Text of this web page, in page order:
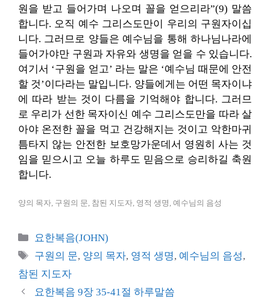
원을 받고 들어가며 나오며 꼴을 얻으리라”(9) 말씀
합니다. 오직 예수 그리스도만이 우리의 구원자이십
니다. 그러므로 양들은 예수님을 통해 하나님나라에
들어가야만 구원과 자유와 생명을 얻을 수 있습니다.
여기서 ‘구원을 얻고’ 라는 말은 ‘예수님 때문에 안전
할 것’이다라는 말입니다. 양들에게는 어떤 목자이냐
에 따라 받는 것이 다름을 기억해야 합니다. 그러므
로 우리가 선한 목자이신 예수 그리스도만을 따라 살
아야 온전한 꼴을 먹고 건강해지는 것이고 악한마귀
틈타지 않는 안전한 보호망가운데서 영원히 사는 것
임을 믿으시고 오늘 하루도 믿음으로 승리하길 축원
합니다.
양의 목자, 구원의 문, 참된 지도자, 영적 생명, 예수님의 음성
카
테
리
요한복음(JOHN)
태
그
구원의 문, 양의 목자, 영적 생명, 예수님의 음성,
참된 지도자
요한복음 9장 35-41절 하루말씀